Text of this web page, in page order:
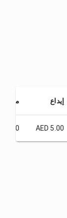
إيداع من 1 يوم
AED 5.00